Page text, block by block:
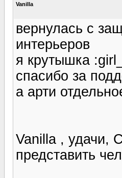
Vanilla
вернулась с
интерьеров
я крутышка
спасибо за
а арти
Vanilla , удачи,
представить